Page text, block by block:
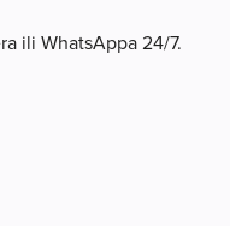
ili WhatsAppa 24/7.